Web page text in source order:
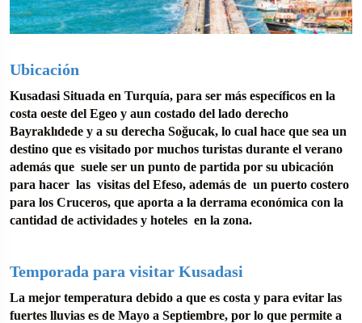
Ubicación
Kusadasi Situada en Turquía, para ser más específicos en la
costa oeste del Egeo y aun costado del lado derecho
Bayraklıdede y a su derecha Soğucak, lo cual hace que sea un
destino que es visitado por muchos turistas durante el verano
además que suele ser un punto de partida por su ubicación
para hacer las visitas del Efeso, además de un puerto costero
para los Cruceros, que aporta a la derrama económica con la
cantidad de actividades y hoteles en la zona.
Temporada para visitar Kusadasi
La mejor temperatura debido a que es costa y para evitar las
fuertes lluvias es de Mayo a Septiembre, por lo que permite a